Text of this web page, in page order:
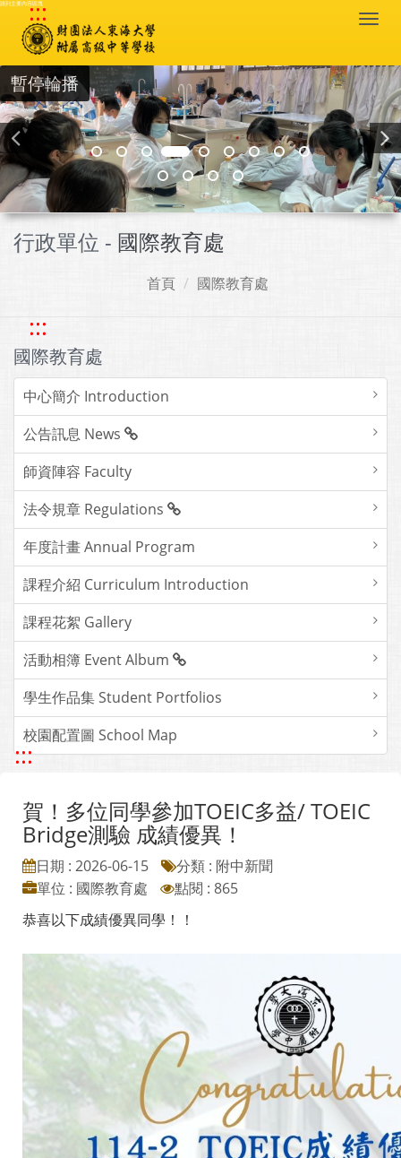
跳到主要內容區塊
:::
暫停輪播
行政單位 - 國際教育處
首頁 國際教育處
:::
國際教育處
中心簡介 Introduction
公告訊息 News
師資陣容 Faculty
法令規章 Regulations
年度計畫 Annual Program
課程介紹 Curriculum Introduction
課程花絮 Gallery
活動相簿 Event Album
學生作品集 Student Portfolios
校園配置圖 School Map
:::
賀！多位同學參加TOEIC多益/ TOEIC
Bridge測驗 成績優異！
日期 : 2026-06-15
分類 : 附中新聞
單位 : 國際教育處
點閱 : 865
恭喜以下成績優異同學！！